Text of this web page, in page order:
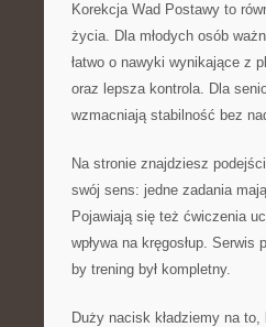
Korekcja Wad Postawy to
życia. Dla młodych osób
łatwo o nawyki wynikające z
oraz lepsza kontrola. Dla
wzmacniają stabilność bez
Na stronie znajdziesz
swój sens: jedne zadania
Pojawiają się też ćwiczenia
wpływa na kręgosłup.
by trening był kompletny.
Duży nacisk kładziemy na